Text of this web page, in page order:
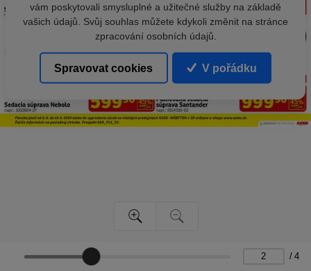
/ 4
vám poskytovali smysluplné a užitečné služby na základě
vašich údajů. Svůj souhlas můžete kdykoli změnit na stránce
zpracování osobních údajů.
Spravovat cookies V pořádku